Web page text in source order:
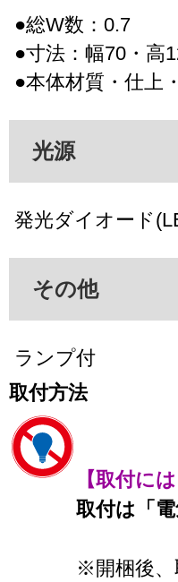
●総W数：0.7
●寸法：幅70・高
●本体材質・仕上
光源
発光ダイオード
その他
ランプ付
取付方法
【取付に
取付は「
※開梱後、